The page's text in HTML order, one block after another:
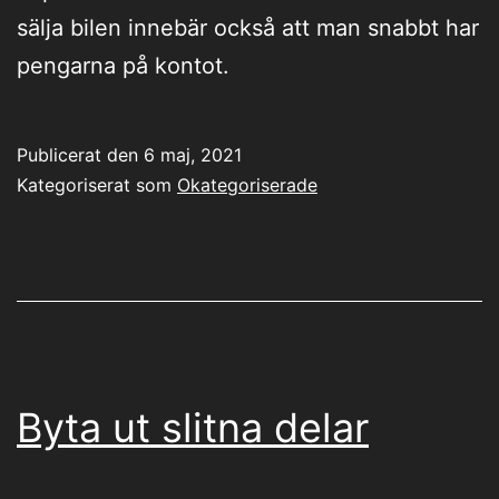
sälja bilen innebär också att man snabbt har
pengarna på kontot.
Publicerat den 6 maj, 2021
Kategoriserat som Okategoriserade
Byta ut slitna delar